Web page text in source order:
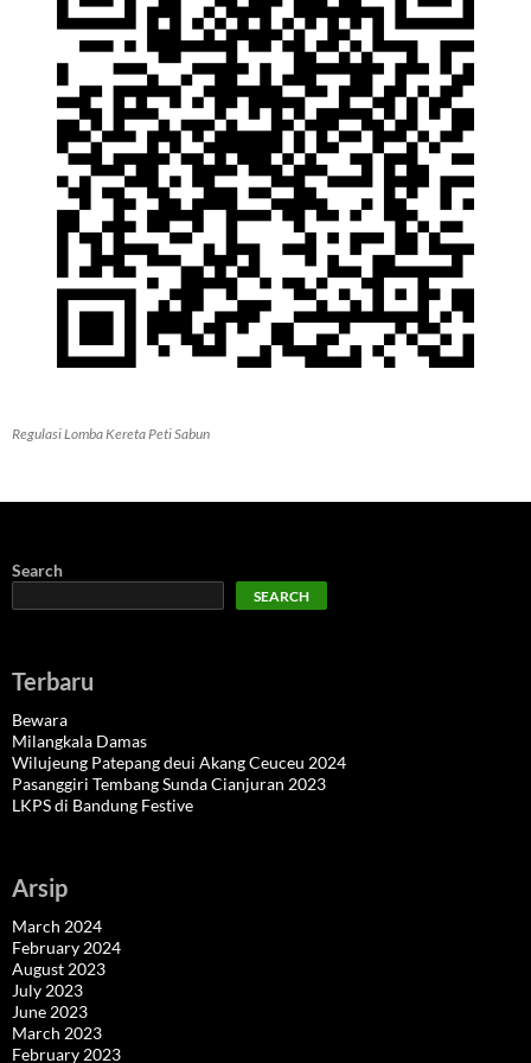
Regulasi Lomba Kereta Peti Sabun
Search
SEARCH
Terbaru
Bewara
Milangkala Damas
Wilujeung Patepang deui Akang Ceuceu 2024
Pasanggiri Tembang Sunda Cianjuran 2023
LKPS di Bandung Festive
Arsip
March 2024
February 2024
August 2023
July 2023
June 2023
March 2023
February 2023